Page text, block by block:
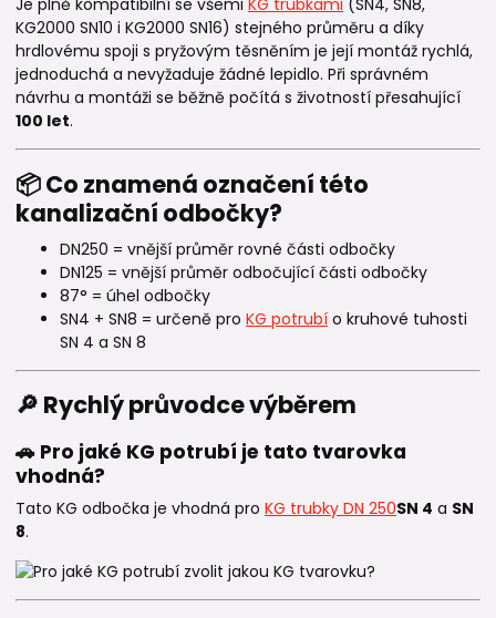
Je plně kompatibilní se všemi KG trubkami (SN4, SN8,
KG2000 SN10 i KG2000 SN16) stejného průměru a díky
hrdlovému spoji s pryžovým těsněním je její montáž rychlá,
jednoduchá a nevyžaduje žádné lepidlo. Při správném
návrhu a montáži se běžně počítá s životností přesahující
100 let.
📦 Co znamená označení této
kanalizační odbočky?
DN250 = vnější průměr rovné části odbočky
DN125 = vnější průměr odbočující části odbočky
87° = úhel odbočky
SN4 + SN8 = určeně pro KG potrubí o kruhové tuhosti
SN 4 a SN 8
🔎 Rychlý průvodce výběrem
🚗 Pro jaké KG potrubí je tato tvarovka
vhodná?
Tato KG odbočka je vhodná pro KG trubky DN 250SN 4 a SN
8.